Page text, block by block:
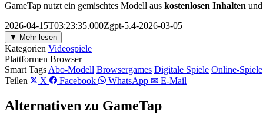
GameTap nutzt ein gemischtes Modell aus kostenlosen Inhalten und
2026-04-15T03:23:35.000Zgpt-5.4-2026-03-05
▼ Mehr lesen
Kategorien Videospiele
Plattformen Browser
Smart Tags Abo-Modell Browsergames Digitale Spiele Online-Spiele
Teilen
X Facebook WhatsApp ✉ E-Mail
Alternativen zu GameTap